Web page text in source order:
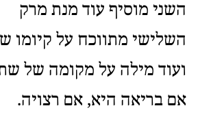
השני מוסיף עוד מנת מרק
השלישי מתווכח על קיומו
ועוד מילה על מקומה של
אם בריאה היא, אם רצויה.